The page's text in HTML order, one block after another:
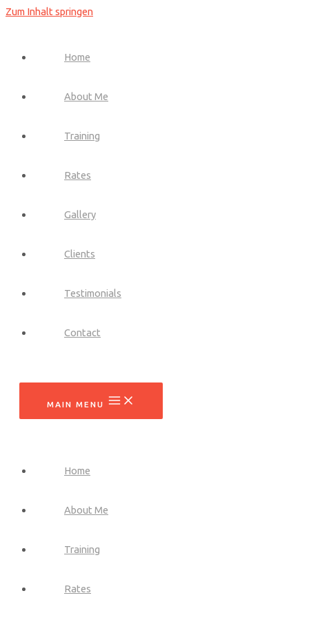
Zum Inhalt springen
Home
About Me
Training
Rates
Gallery
Clients
Testimonials
Contact
MAIN MENU
Home
About Me
Training
Rates